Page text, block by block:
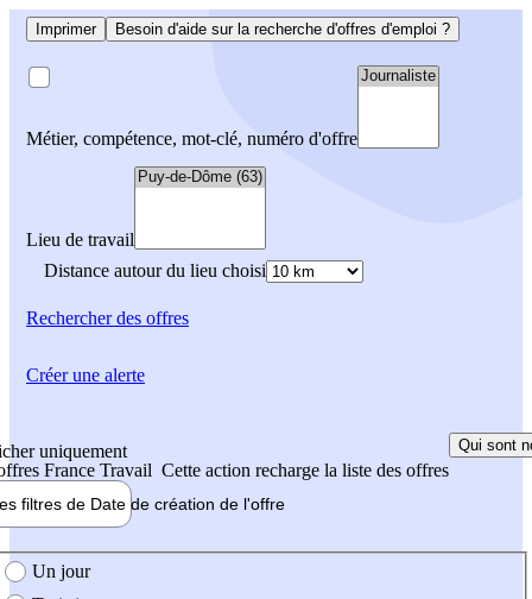
Imprimer Besoin d'aide sur la recherche d'offres d'emploi ?
Métier, compétence, mot-clé, numéro d'offre
Lieu de travail
Distance autour du lieu choisi
Rechercherdes offres
uniquement
France Travail Cette action recharge la liste des offres
Qui sont
filtres de Date de création de l'offre
création de l'offre
Un jour
Créer une alerte